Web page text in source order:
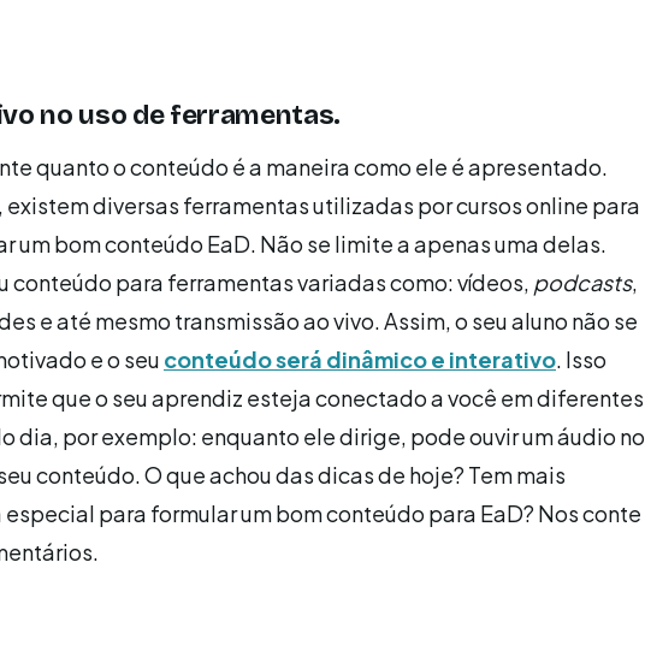
no uso de ferramentas.
quanto o conteúdo é a maneira como ele é apresentado.
existem diversas ferramentas utilizadas por cursos online para
um bom conteúdo EaD. Não se limite a apenas uma delas.
conteúdo para ferramentas variadas como: vídeos, podcasts,
e até mesmo transmissão ao vivo. Assim, o seu aluno não se
e o seu conteúdo será dinâmico e interativo. Isso
que o seu aprendiz esteja conectado a você em diferentes
dia, por exemplo: enquanto ele dirige, pode ouvir um áudio no
conteúdo. O que achou das dicas de hoje? Tem mais
para formular um bom conteúdo para EaD? Nos conte